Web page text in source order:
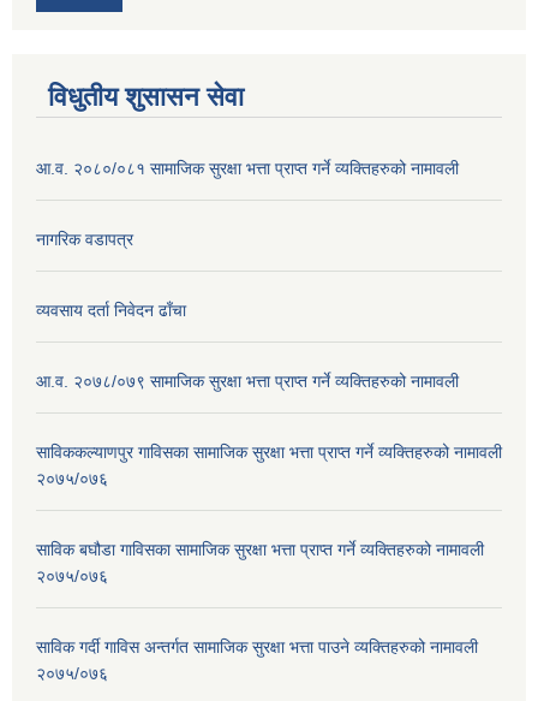
विधुतीय शुसासन सेवा
आ.व. २०८०/०८१ सामाजिक सुरक्षा भत्ता प्राप्त गर्ने व्यक्तिहरुको नामावली
नागरिक वडापत्र
व्यवसाय दर्ता निवेदन ढाँचा
आ.व. २०७८/०७९ सामाजिक सुरक्षा भत्ता प्राप्त गर्ने व्यक्तिहरुको नामावली
साविककल्याणपुर गाविसका सामाजिक सुरक्षा भत्ता प्राप्त गर्ने व्यक्तिहरुको नामावली
२०७५/०७६
साविक बघौडा गाविसका सामाजिक सुरक्षा भत्ता प्राप्त गर्ने व्यक्तिहरुको नामावली
२०७५/०७६
साविक गर्दी गाविस अन्तर्गत सामाजिक सुरक्षा भत्ता पाउने व्यक्तिहरुको नामावली
२०७५/०७६